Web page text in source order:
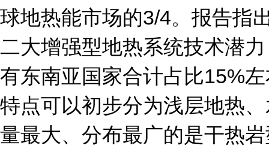
球地热能市场的3/4。报告指
二大增强型地热系统技术潜
有东南亚国家合计占比15%
特点可以初步分为浅层地热
量最大、分布最广的是干热